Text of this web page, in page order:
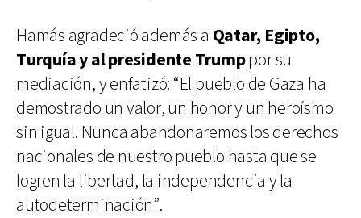
Hamás agradeció además a Qatar, Egipto,
Turquía y al presidente Trumppor su
mediación, y enfatizó: “El pueblo de Gaza ha
demostrado un valor, un honor y un heroísmo
sin igual. Nunca abandonaremos los derechos
nacionales de nuestro pueblo hasta que se
logren la libertad, la independencia y la
autodeterminación”.